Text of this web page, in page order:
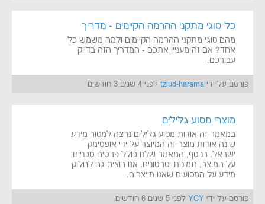
כל סוגי מתקני ההרמה הקיימים - מדריך
מהם סוגי מתקני ההרמה הקיימים ולמה משמש כל
אחד? אם זה מעניין אתכם - המדריך הזה בדיוק
עבורכם.
פורסם על ידי tziud-harama לפני 4 שנים 3 חודשים
מוצרי מסוע גלילים
במאמר זה אודות מסוע גלילים נרצה למסור מידע
שונה אודות מוצר זה המיוצר על ידי אופטימק
ישראל. בנוסף, המאמר שלנו כולל פרטים טכניים
על המוצר, תמונות וסרטונים. אנו רוצים גם לחלוק
מידע על המסועים שאנו מייצרים.
פורסם על ידי YCY לפני 5 שנים 6 חודשים